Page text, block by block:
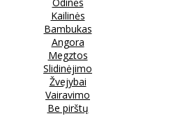
Kailinės
Bambukas
Angora
Megztos
Slidinėjimo
Žvejybai
Vairavimo
Be pirštų